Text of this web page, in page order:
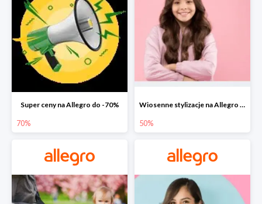
Super ceny na Allegro do -70%
70%
Wiosenne stylizacje na Allegro do -50%
50%